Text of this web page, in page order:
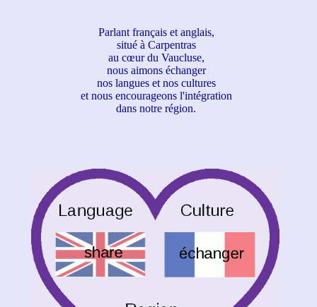
Parlant français et anglais,
situé à Carpentras
au cœur du Vaucluse,
nous aimons échanger
nos langues et nos cultures
et nous encourageons l'intégration
dans notre région.